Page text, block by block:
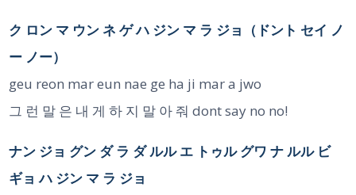
ク ロン マ ウン ネ ゲ ハ ジン マ ラ ジョ（ドント セイ ノ
ー ノー）
geu reon mar eun nae ge ha ji mar a jwo
그 런 말 은 내 게 하 지 말 아 줘 dont say no no!
ナン ジョ グン ダ ラ ダ ルル エ トゥル グワ ナ ルル ビ
ギョ ハ ジン マ ラ ジョ